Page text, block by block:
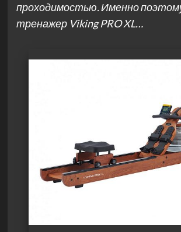
проходимостью. Именно
тренажер Viking PRO XL…